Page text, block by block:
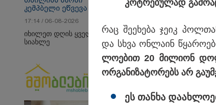
კემპბელი ეწვევა
17:14 / 06-08-2026
იხილეთ დღის ყველა
სიახლე
კოტ­რე­ბუ­ლად
რაც შე­ე­ხე­ბა ჯეიკ
და სხვა ონ­ლა­ინ
ლო­ე­ბით 20 მი­ლი­ონ
ორ­გა­ნი­ზა­ტო­რებს არ
ეს თან­ხა